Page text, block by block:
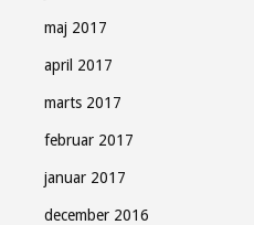
maj 2017
april 2017
marts 2017
februar 2017
januar 2017
december 2016